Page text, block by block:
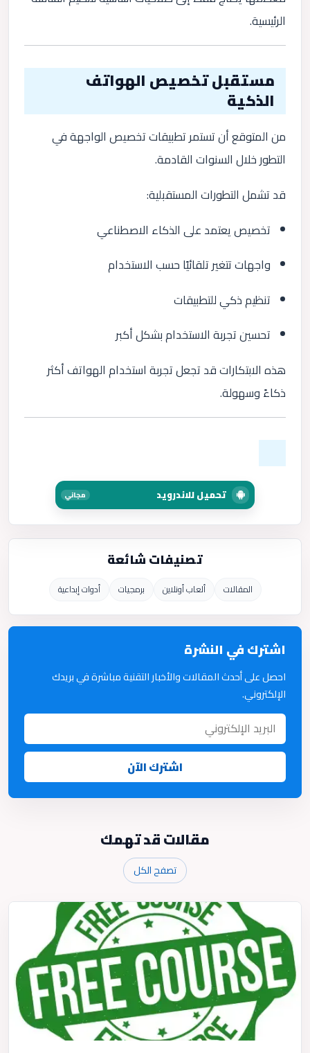
تصنيفات شائعة
المقالات ألعاب أونلاين برمجيات أدوات إبداعية
اشترك في النشرة
احصل على أحدث المقالات والأخبار التقنية مباشرة في بريدك
الإلكتروني.
اشترك الآن
الرئيسية.
مستقبل تخصيص الهواتف
الذكية
من المتوقع أن تستمر تطبيقات تخصيص الواجهة في
التطور خلال السنوات القادمة.
قد تشمل التطورات المستقبلية:
تخصيص يعتمد على الذكاء الاصطناعي
واجهات تتغير تلقائيًا حسب الاستخدام
تنظيم ذكي للتطبيقات
تحسين تجربة الاستخدام بشكل أكبر
هذه الابتكارات قد تجعل تجربة استخدام الهواتف أكثر
ذكاءً وسهولة.
تحميل للاندرويد مجاني
مقالات قد تهمك
تصفح الكل